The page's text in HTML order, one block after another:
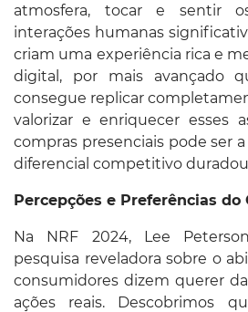
atmosfera, tocar e sentir
interações humanas
criam uma experiência rica e
digital, por mais avançado
consegue replicar
valorizar e enriquecer esses
compras presenciais pode ser
diferencial competitivo
Percepções e Preferências do
Na NRF 2024, Lee
pesquisa reveladora sobre o
consumidores dizem querer
ações reais. Descobrimos